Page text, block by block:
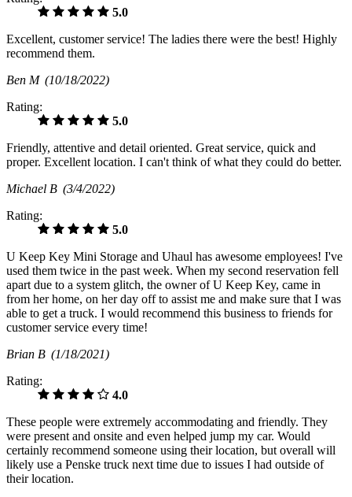
5.0
Excellent, customer service! The ladies there were the best! Highly
recommend them.
Ben M (10/18/2022)
Rating:
5.0
Friendly, attentive and detail oriented. Great service, quick and
proper. Excellent location. I can't think of what they could do better.
Michael B (3/4/2022)
Rating:
5.0
U Keep Key Mini Storage and Uhaul has awesome employees! I've
used them twice in the past week. When my second reservation fell
apart due to a system glitch, the owner of U Keep Key, came in
from her home, on her day off to assist me and make sure that I was
able to get a truck. I would recommend this business to friends for
customer service every time!
Brian B (1/18/2021)
Rating:
4.0
These people were extremely accommodating and friendly. They
were present and onsite and even helped jump my car. Would
certainly recommend someone using their location, but overall will
likely use a Penske truck next time due to issues I had outside of
their location.